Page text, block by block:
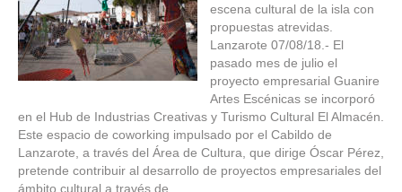
▼
▼
escena cultural de la isla con
propuestas atrevidas.
Lanzarote 07/08/18.- El
pasado mes de julio el
proyecto empresarial Guanire
Artes Escénicas se incorporó
en el Hub de Industrias Creativas y Turismo Cultural El Almacén.
Este espacio de coworking impulsado por el Cabildo de
Lanzarote, a través del Área de Cultura, que dirige Óscar Pérez,
pretende contribuir al desarrollo de proyectos empresariales del
ámbito cultural a través de…